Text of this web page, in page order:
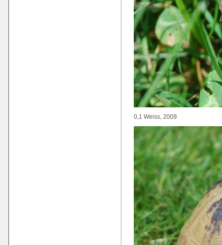
0,1 Weiss, 2009